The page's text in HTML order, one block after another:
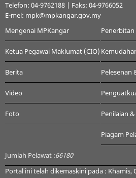
Telefon: 04-9762188 | Faks: 04-9766052
E-mel: mpk@mpkangar.gov.my
Mengenai MPKangar
Ketua Pegawai Maklumat (CIO)
Berita
Video
Foto
Penerbitan
Pelesenan
Penilaian
Piagam
Jumlah Pelawat :66180
Portal ini telah dikemaskini pada : Khamis,